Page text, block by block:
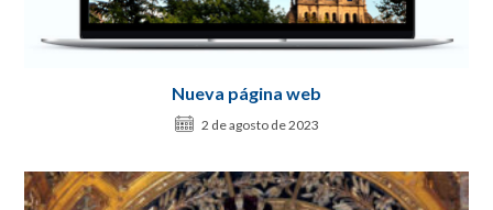
Nueva página web
2 de agosto de 2023